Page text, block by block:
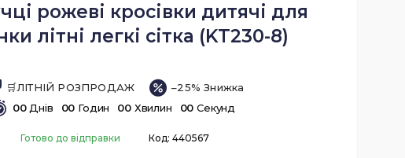
рожеві кросівки дитячі для
літні легкі сітка (KT230-8)
🛒ЛІТНІЙ РОЗПРОДАЖ
–25%
00 Днів 00 Годин 00 Хвилин 00 Секунд
Готово до відправки Код: 440567